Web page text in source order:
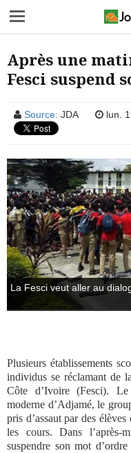
Après une
Fesci suspend
Source: JDA lun.
La Fesci veut aller au
Plusieurs établissements
individus se réclamant de
Côte d’Ivoire (Fesci).
moderne d’Adjamé, le
pris d’assaut par des
les cours. Dans
suspendre son mot